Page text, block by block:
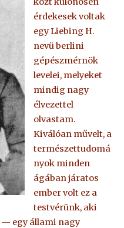
érdekesek voltak
egy Liebing H.
nevü berlini
gépészmérnök
levelei, melyeket
mindig nagy
élvezettel
olvastam.
Kiválóan művelt, a
természettudomá
nyok minden
ágában járatos
ember volt ez a
testvérünk, aki
egy állami nagy